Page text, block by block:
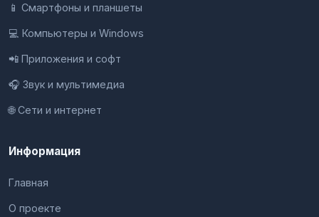
📱 Смартфоны и планшеты
💻 Компьютеры и Windows
📲 Приложения и софт
🎧 Звук и мультимедиа
🌐 Сети и интернет
Информация
Главная
О проекте